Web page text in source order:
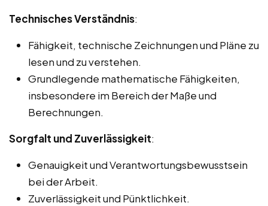
Technisches Verständnis:
Fähigkeit, technische Zeichnungen und Pläne zu
lesen und zu verstehen.
Grundlegende mathematische Fähigkeiten,
insbesondere im Bereich der Maße und
Berechnungen.
Sorgfalt und Zuverlässigkeit:
Genauigkeit und Verantwortungsbewusstsein
bei der Arbeit.
Zuverlässigkeit und Pünktlichkeit.